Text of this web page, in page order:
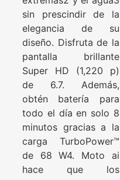
sin prescindir de la
elegancia de su
diseño. Disfruta de la
pantalla brillante
Super HD (1,220 p)
de 6.7. Además,
obtén batería para
todo el día en solo 8
minutos gracias a la
carga TurboPower™
de 68 W4. Moto ai
hace que los